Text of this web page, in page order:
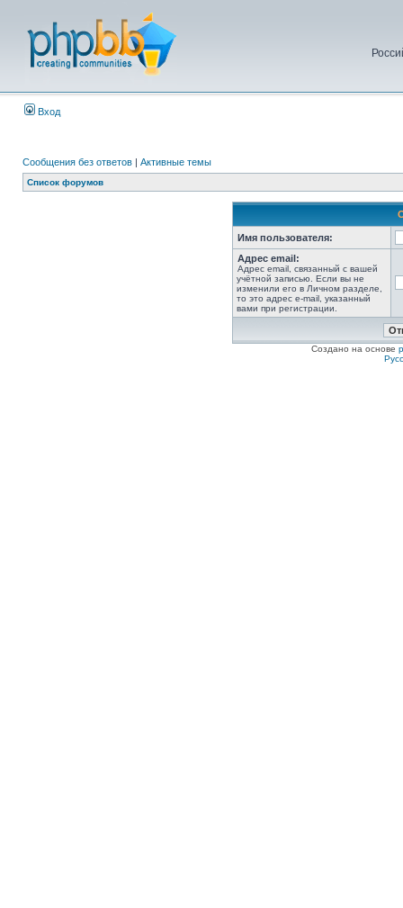
Вход
Сообщения без ответов | Активные темы
Список форумов
Имя пользователя:
Адрес email:
Адрес email, связанный с вашей
учётной записью. Если вы не
изменили его в Личном разделе,
то это адрес e-mail, указанный
вами при регистрации.
Создано на основе